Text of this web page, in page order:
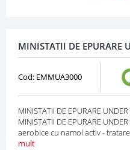
MINISTATII DE EPURARE
Cod: EMMUA3000
MINISTATII DE EPURARE
MINISTATII DE EPURARE
aerobice cu namol activ -
mult